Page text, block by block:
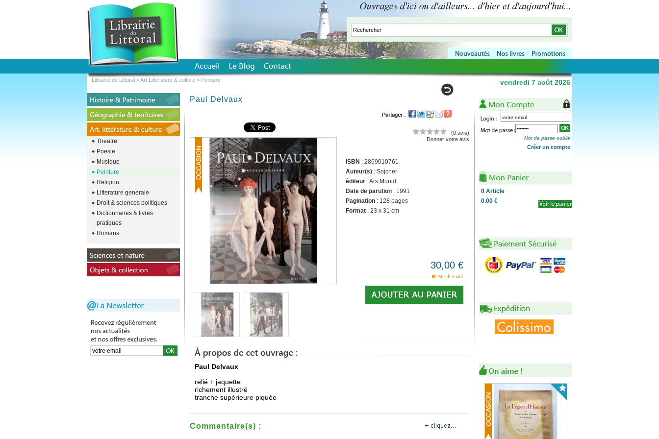
Paul Delvaux
(0 avis)
Donner votre avis
ISBN : 2869010761
Auteur(s) : Sojcher
éditeur : Ars Munid
Date de parution : 1991
Pagination : 128 pages
Format : 23 x 31 cm
30,00 €
Paul Delvaux
relié + jaquette
richement illustré
tranche supérieure piquée
Commentaire(s) :
Mot de passe oublié
Créer un compte
0 Article
0.00 €
Theatre
Poesie
Musique
Peinture
Religion
Litterature generale
Droit & sciences politiques
Dictionnaires & livres
pratiques
Romans
Librairie du Littoral >Art Litterature & culture > Peinture vendredi 7 août 2026